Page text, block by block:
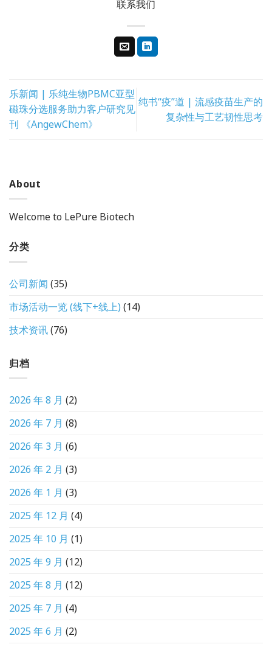
联系我们
乐新闻 | 乐纯生物PBMC亚型
磁珠分选服务助力客户研究见
刊 《AngewChem》
纯书“疫”道 | 流感疫苗生产的
复杂性与工艺韧性思考
About
Welcome to LePure Biotech
分类
公司新闻 (35)
市场活动一览 (线下+线上) (14)
技术资讯(76)
归档
2026 年 8 月 (2)
2026 年 7 月 (8)
2026 年 3 月 (6)
2026 年 2 月 (3)
2026 年 1 月 (3)
2025 年 12 月 (4)
2025 年 10 月 (1)
2025 年 9 月 (12)
2025 年 8 月 (12)
2025 年 7 月 (4)
2025 年 6 月 (2)